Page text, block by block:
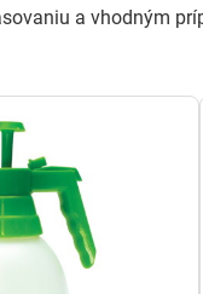
a vhodným